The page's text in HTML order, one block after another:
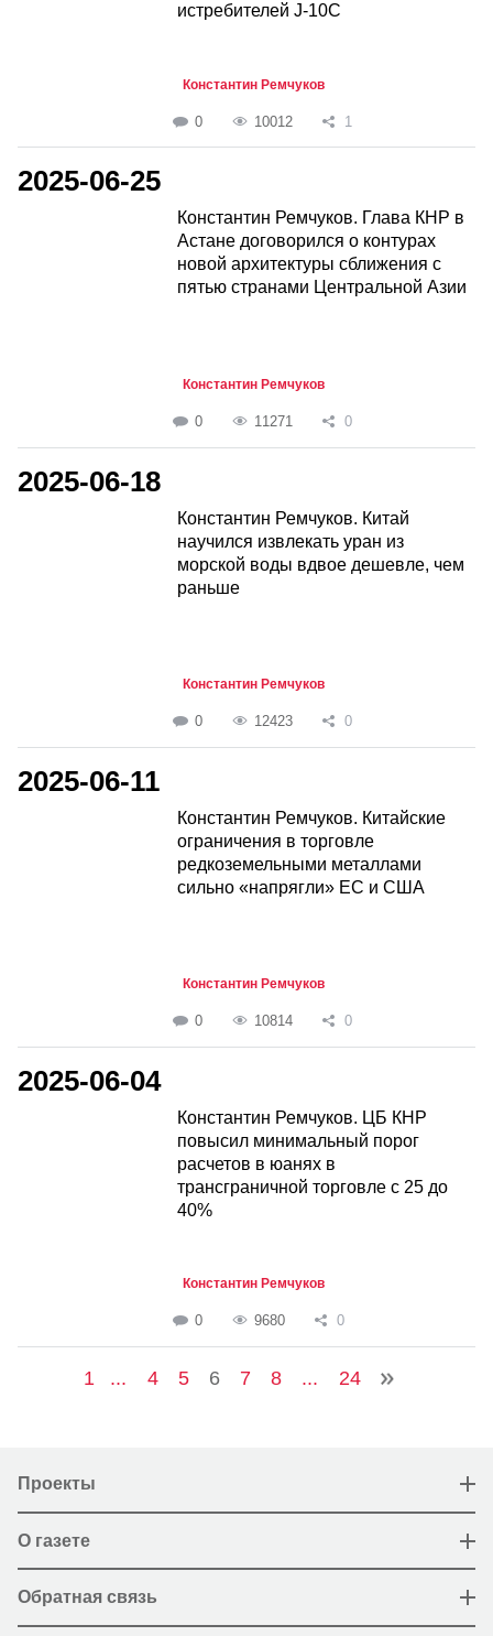
истребителей J-10C
Константин Ремчуков
0 10012 1
2025-06-25
Константин Ремчуков. Глава КНР в
Астане договорился о контурах
новой архитектуры сближения с
пятью странами Центральной Азии
Константин Ремчуков
0 11271 0
2025-06-18
Константин Ремчуков. Китай
научился извлекать уран из
морской воды вдвое дешевле, чем
раньше
Константин Ремчуков
0 12423 0
2025-06-11
Константин Ремчуков. Китайские
ограничения в торговле
редкоземельными металлами
сильно «напрягли» ЕС и США
Константин Ремчуков
0 10814 0
2025-06-04
Константин Ремчуков. ЦБ КНР
повысил минимальный порог
расчетов в юанях в
трансграничной торговле с 25 до
40%
Константин Ремчуков
0 9680 0
1 ... 4 5 6 7 8 ... 24
Проекты
О газете
Обратная связь